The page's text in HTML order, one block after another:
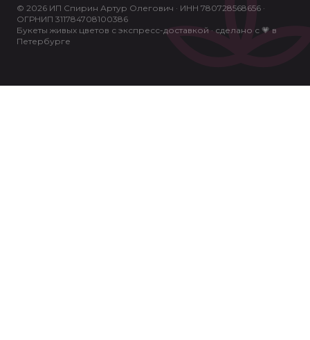
© 2026 ИП Спирин Артур Олегович · ИНН 780728568656 ·
ОГРНИП 311784708100386
Букеты живых цветов с экспресс-доставкой · сделано с 💗 в
Петербурге